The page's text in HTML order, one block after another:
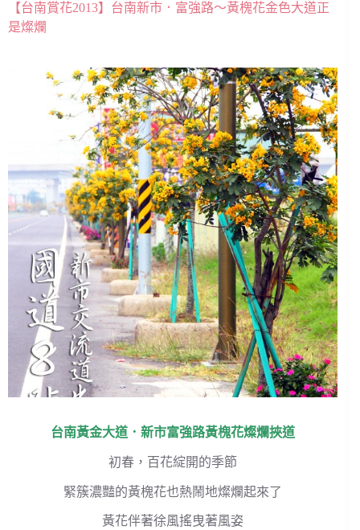
【台南賞花2013】台南新市．富強路～黃槐花金色大道正
是燦爛
台南黃金大道 ．新市富強路黃槐花燦爛挾道
初春，百花綻開的季節
緊簇濃豔的黃槐花也熱鬧地燦爛起來了
黃花伴著徐風搖曳著風姿